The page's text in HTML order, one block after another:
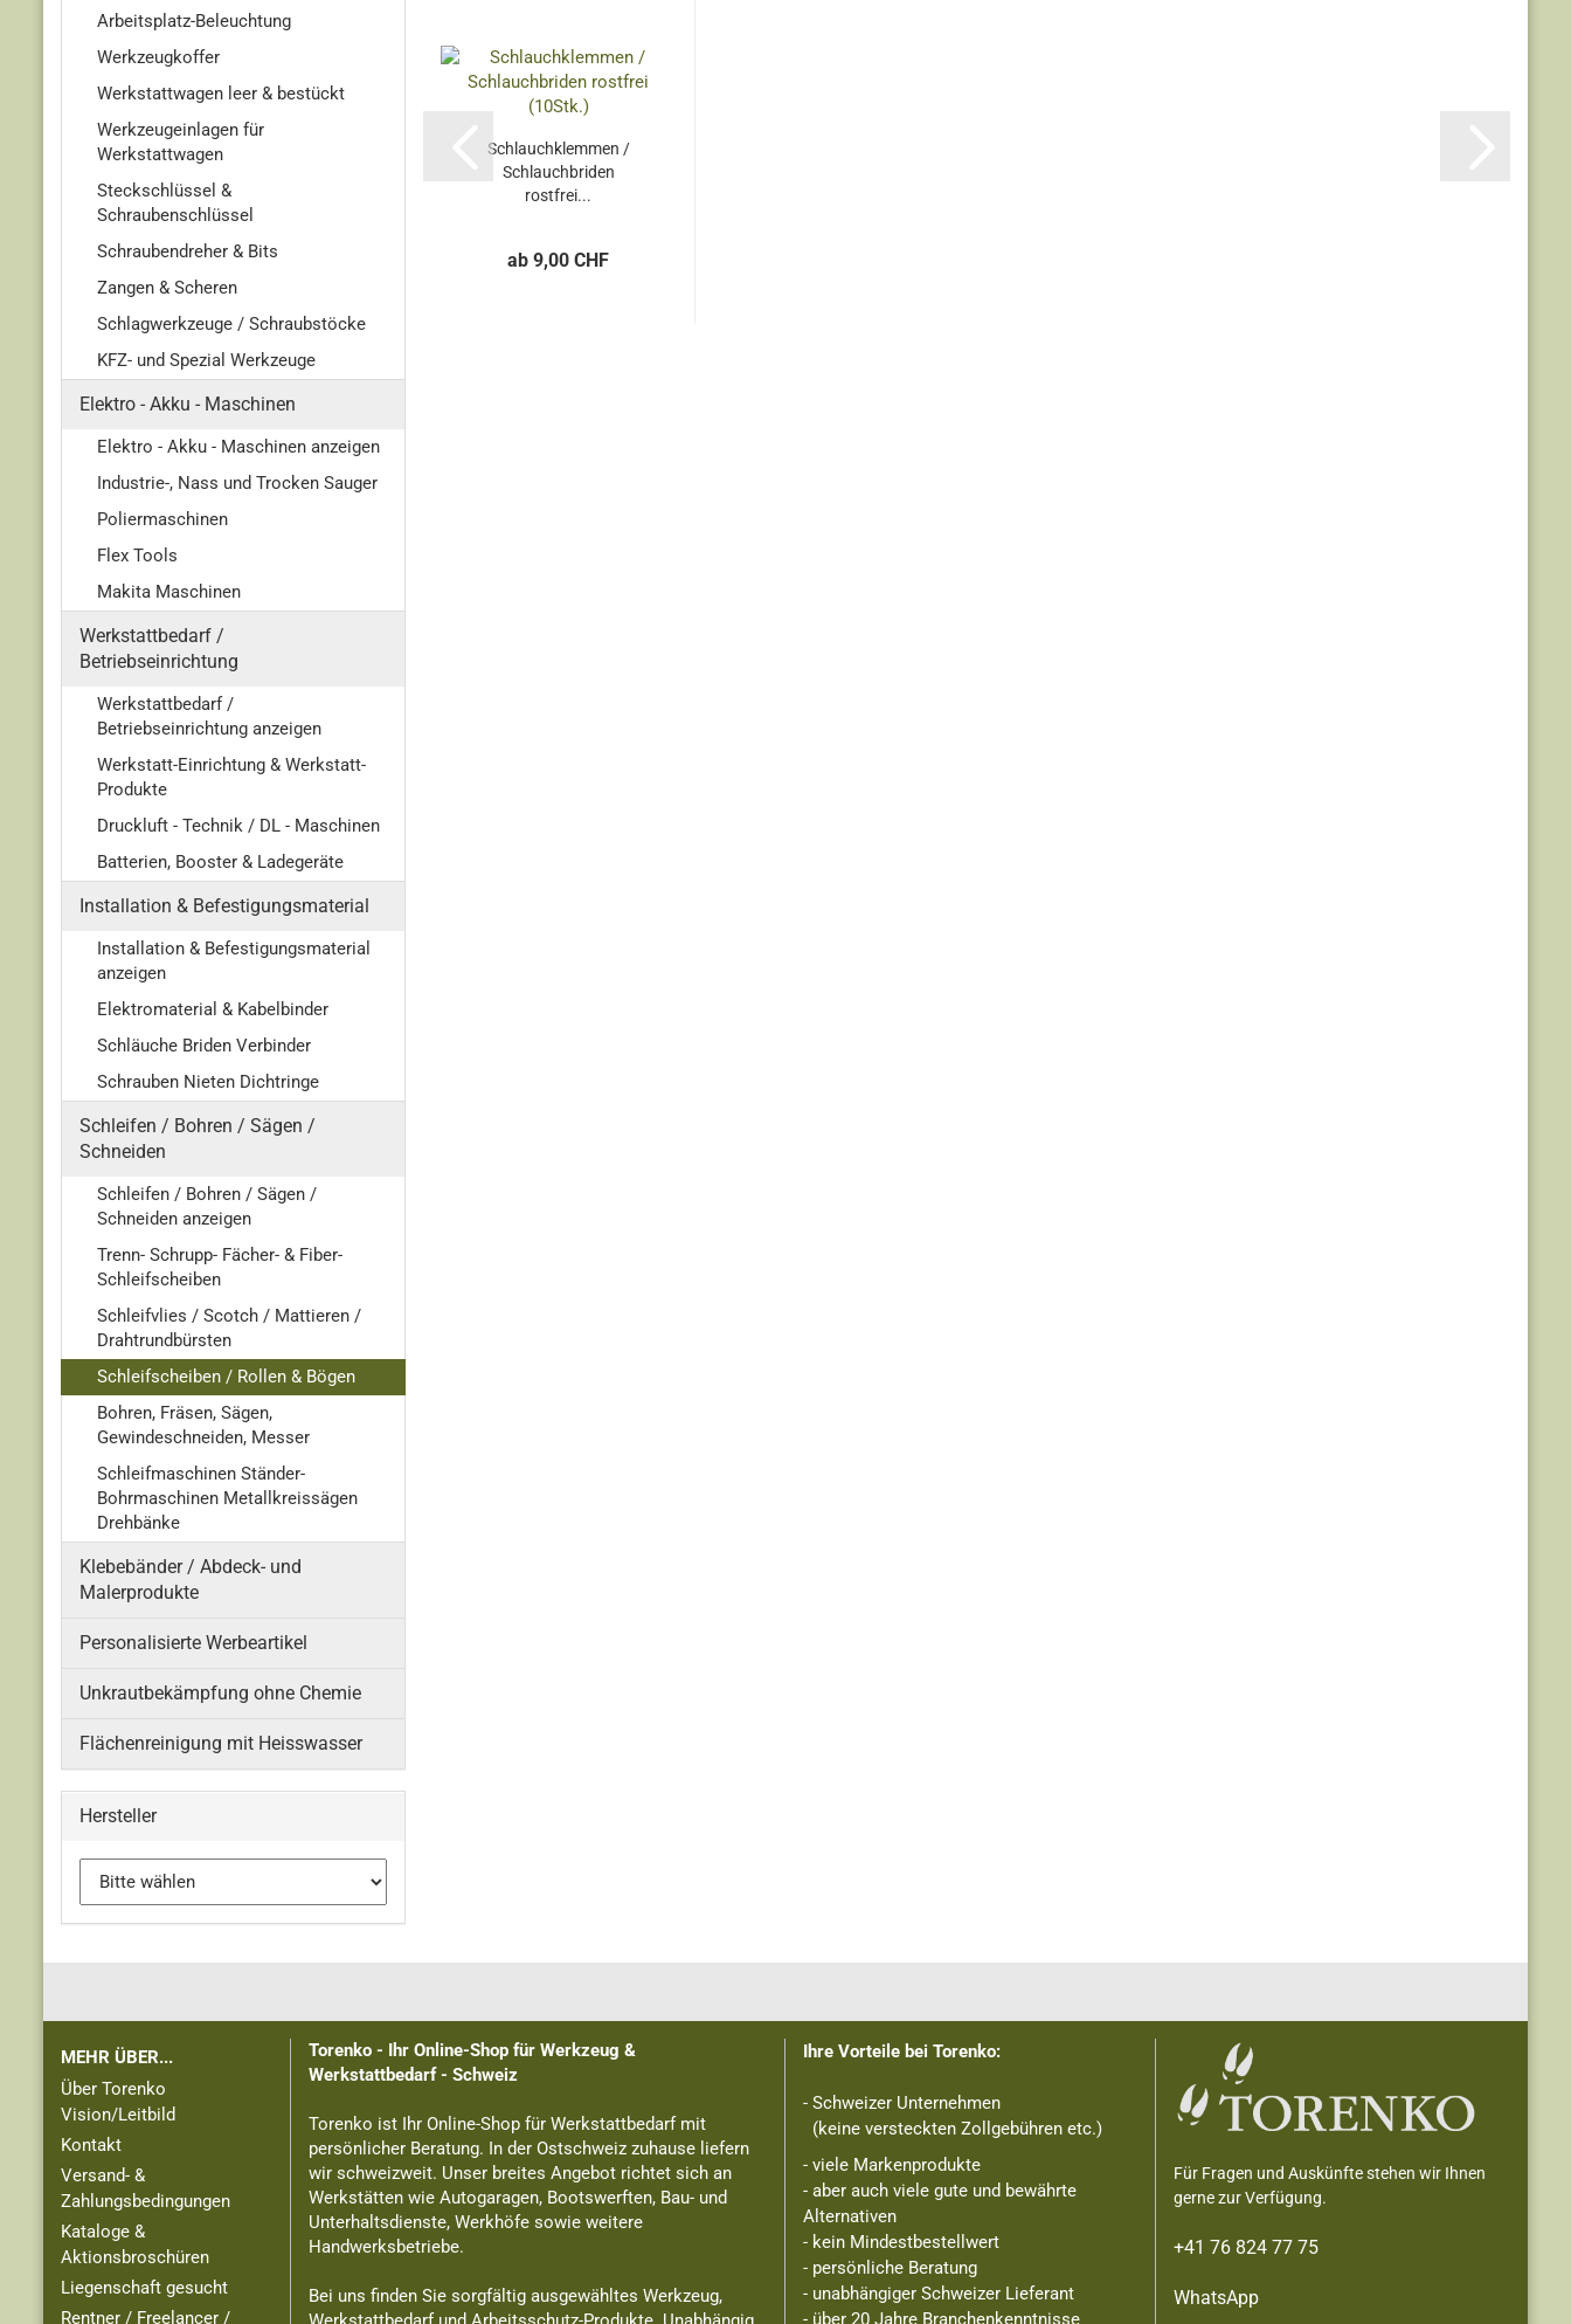
Schlauchklemmen /
Schlauchbriden
rostfrei...
ab 9,00 CHF
Arbeitsplatz-Beleuchtung
Werkzeugkoffer
Werkstattwagen leer & bestückt
Werkzeugeinlagen für
Werkstattwagen
Steckschlüssel &
Schraubenschlüssel
Schraubendreher & Bits
Zangen & Scheren
Schlagwerkzeuge / Schraubstöcke
KFZ- und Spezial Werkzeuge
Elektro - Akku - Maschinen
Elektro - Akku - Maschinen anzeigen
Industrie-, Nass und Trocken Sauger
Poliermaschinen
Flex Tools
Makita Maschinen
Werkstattbedarf /
Betriebseinrichtung
Werkstattbedarf /
Betriebseinrichtung anzeigen
Werkstatt-Einrichtung & Werkstatt-
Produkte
Druckluft - Technik / DL - Maschinen
Batterien, Booster & Ladegeräte
Installation & Befestigungsmaterial
Installation & Befestigungsmaterial
anzeigen
Elektromaterial & Kabelbinder
Schläuche Briden Verbinder
Schrauben Nieten Dichtringe
Schleifen / Bohren / Sägen /
Schneiden
Schleifen / Bohren / Sägen /
Schneiden anzeigen
Trenn- Schrupp- Fächer- & Fiber-
Schleifscheiben
Schleifvlies / Scotch / Mattieren /
Drahtrundbürsten
Schleifscheiben / Rollen & Bögen
Bohren, Fräsen, Sägen,
Gewindeschneiden, Messer
Schleifmaschinen Ständer-
Bohrmaschinen Metallkreissägen
Drehbänke
Klebebänder / Abdeck- und
Malerprodukte
Personalisierte Werbeartikel
Unkrautbekämpfung ohne Chemie
Flächenreinigung mit Heisswasser
Hersteller
MEHR ÜBER...
Über Torenko
Vision/Leitbild
Kontakt
Versand- &
Zahlungsbedingungen
Kataloge &
Aktionsbroschüren
Liegenschaft gesucht
Rentner / Freelancer /
Torenko - Ihr Online-Shop für Werkzeug &
Werkstattbedarf - Schweiz
Torenko ist Ihr Online-Shop für Werkstattbedarf mit
persönlicher Beratung. In der Ostschweiz zuhause liefern
wir schweizweit. Unser breites Angebot richtet sich an
Werkstätten wie Autogaragen, Bootswerften, Bau- und
Unterhaltsdienste, Werkhöfe sowie weitere
Handwerksbetriebe.
Bei uns finden Sie sorgfältig ausgewähltes Werkzeug,
Ihre Vorteile bei Torenko:
- Schweizer Unternehmen
(keine versteckten Zollgebühren etc.)
- viele Markenprodukte
- aber auch viele gute und bewährte
Alternativen
- kein Mindestbestellwert
- persönliche Beratung
- unabhängiger Schweizer Lieferant
- über 20 Jahre Branchenkenntnisse
Für Fragen und Auskünfte stehen wir Ihnen
gerne zur Verfügung.
+41 76 824 77 75
WhatsApp